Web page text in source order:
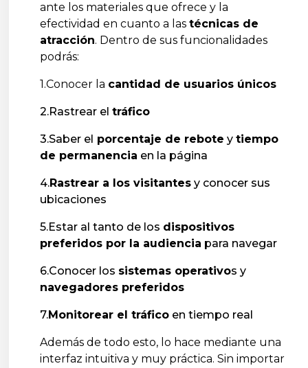
ante los materiales que ofrece y la
efectividad en cuanto a lastécnicas de
atracción. Dentro de sus funcionalidades
podrás:
1.Conocer la cantidad de usuarios únicos
2.Rastrear eltráfico
3.Saber el porcentaje de rebote ytiempo
de permanencia en la página
4.Rastrear a los visitantes y conocer sus
ubicaciones
5.Estar al tanto de los dispositivos
preferidos por la audiencia para navegar
6.Conocer los sistemas operativos y
navegadores preferidos
7.Monitorear el tráfico en tiempo real
Además de todo esto, lo hace mediante una
interfaz intuitiva y muy práctica. Sin importar